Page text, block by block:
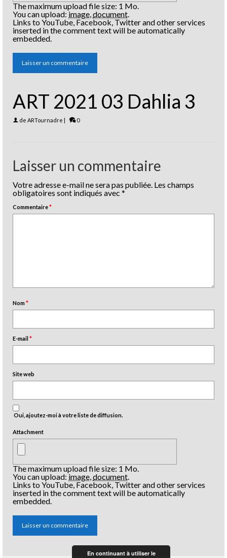
The maximum upload file size: 1 Mo.
You can upload:image document
Links to YouTube, Facebook, Twitter and other services
inserted in the comment text will be automatically
embedded.
ART 2021 03 Dahlia 3
de ARTournadre | 0
Laisser un commentaire
Votre adresse e-mail ne sera pas publiée. Les champs
obligatoires sont indiqués avec *
Commentaire*
Nom*
E-mail*
Site web
Oui, ajoutez-moi à votre liste de diffusion.
Attachment
The maximum upload file size: 1 Mo.
You can upload:image document
Links to YouTube, Facebook, Twitter and other services
inserted in the comment text will be automatically
embedded.
En continuant à utiliser le